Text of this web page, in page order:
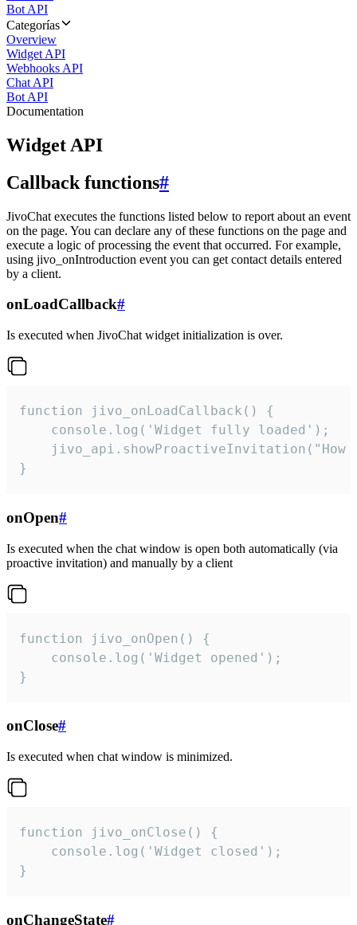
Bot API
Categorías
Overview
Widget API
Webhooks API
Chat API
Bot API
Documentation
Widget API
Callback functions#
JivoChat executes the functions listed below to report about an event
on the page. You can declare any of these functions on the page and
execute a logic of processing the event that occurred. For example,
using jivo_onIntroduction event you can get contact details entered
by a client.
onLoadCallback#
Is executed when JivoChat widget initialization is over.
function jivo_onLoadCallback() {
    console.log('Widget fully loaded');
jivo_api.showProactiveInvitation("How
}
onOpen#
Is executed when the chat window is open both automatically (via
proactive invitation) and manually by a client
function jivo_onOpen() {
    console.log('Widget opened');
}
onClose#
Is executed when chat window is minimized.
function jivo_onClose() {
    console.log('Widget closed');
}
onChangeState#